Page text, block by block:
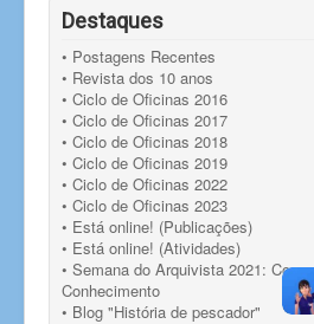
Destaques
• Postagens Recentes
• Revista dos 10 anos
• Ciclo de Oficinas 2016
• Ciclo de Oficinas 2017
• Ciclo de Oficinas 2018
• Ciclo de Oficinas 2019
• Ciclo de Oficinas 2022
• Ciclo de Oficinas 2023
• Está online! (Publicações)
• Está online! (Atividades)
• Semana do Arquivista 2021:
Conhecimento
• Blog "História de pescador"